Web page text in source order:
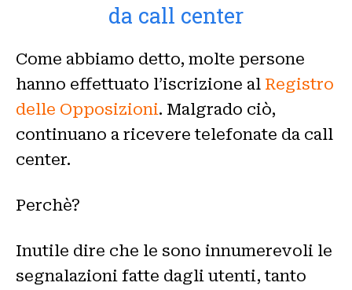
da call center
Come abbiamo detto, molte persone
hanno effettuato l’iscrizione al Registro
delle Opposizioni. Malgrado ciò,
continuano a ricevere telefonate da call
center.
Perchè?
Inutile dire che le sono innumerevoli le
segnalazioni fatte dagli utenti, tanto